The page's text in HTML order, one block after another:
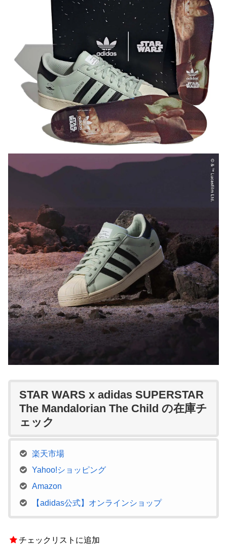
STAR WARS x adidas SUPERSTAR
The Mandalorian The Child の在庫チ
ェック
楽天市場
Yahoo!ショッピング
Amazon
【adidas公式】オンラインショップ
チェックリストに追加